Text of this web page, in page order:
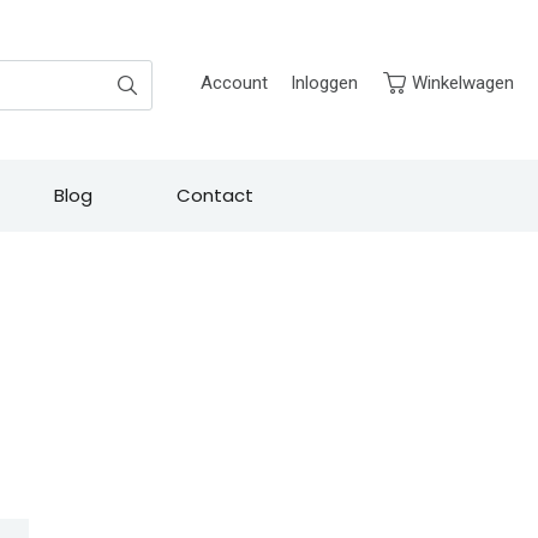
Winkelwagen
Account Inloggen
Blog Contact